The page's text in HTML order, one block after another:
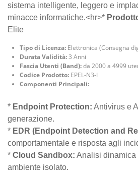
sistema intelligente, leggero e
minacce informatiche.<hr>*
Elite
Tipo di Licenza: Elettronica (Consegna
Durata Validità:3 Anni
Fascia Utenti (Band):da 2000 a 4999
Codice Prodotto: EPEL-N3-I
Componenti Principali:
* Endpoint Protection: Antivirus e
generazione.
* EDR (Endpoint Detection and
comportamentale e risposta agli
* Cloud Sandbox: Analisi dinamica
ambiente isolato.